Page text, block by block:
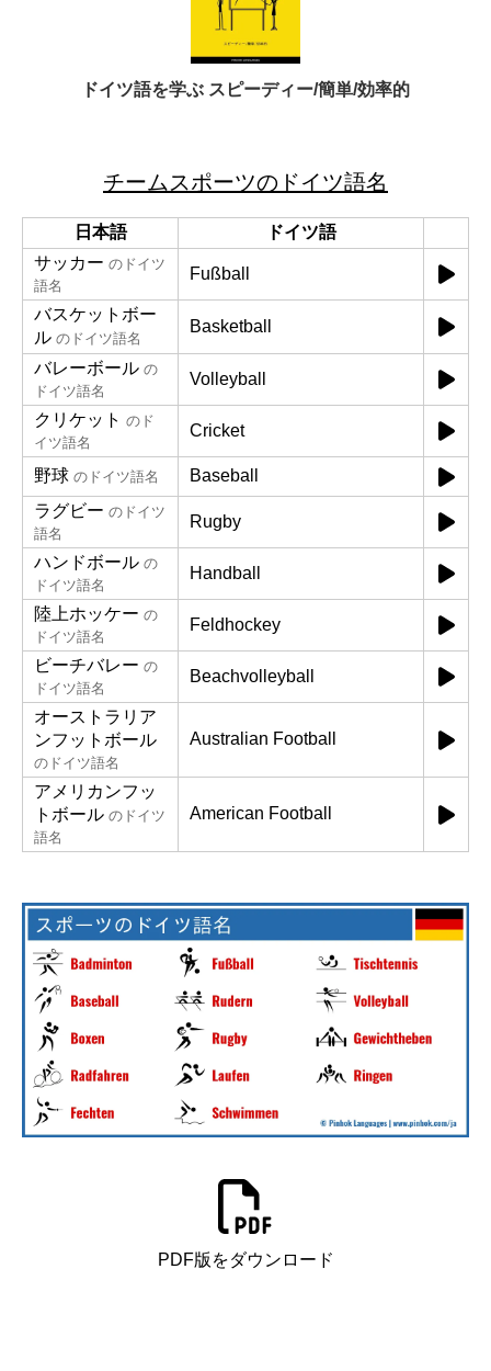
ドイツ語を学ぶ スピーディー/簡単/効率的
チームスポーツのドイツ語名
日本語
ドイツ語
サッカー のドイツ
語名
Fußball
バスケットボー
ル のドイツ語名
Basketball
バレーボール の
ドイツ語名
Volleyball
クリケット のド
イツ語名
Cricket
野球 のドイツ語名
Baseball
ラグビー のドイツ
語名
Rugby
ハンドボール の
ドイツ語名
Handball
陸上ホッケー の
ドイツ語名
Feldhockey
ビーチバレー の
ドイツ語名
Beachvolleyball
オーストラリア
ンフットボール
のドイツ語名
Australian Football
アメリカンフッ
トボール のドイツ
語名
American Football
PDF版をダウンロード